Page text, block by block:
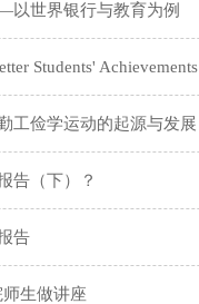
以世界银行与教育为例
Students' Achievements
工俭学运动的起源与发展
告（下）？
告
生做讲座